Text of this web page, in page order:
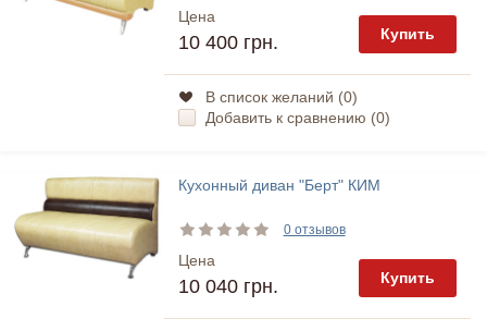
Цена
10 400 грн. Купить
В список желаний (0)
Добавить к сравнению (0)
Кухонный диван "Берт" КИМ
0 отзывов
Цена
10 040 грн. Купить